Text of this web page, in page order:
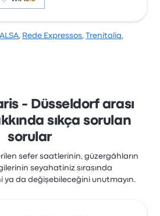
dayanarak Busbud’da
ALSA, Rede Expressos,Trenitalia,
- Düsseldorf arası
sıkça sorulan
sorular
sefer saatlerinin, güzergâhların
seyahatiniz sırasında
ya da değişebileceğini unutmayın.